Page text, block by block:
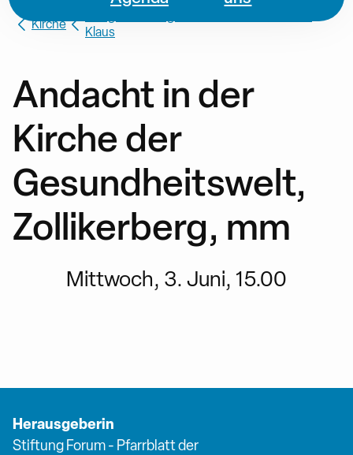
Kirche
Klaus
Andacht in der
Kirche der
Gesundheitswelt,
Zollikerberg, mm
Mittwoch, 3. Juni, 15.00
Herausgeberin
Stiftung Forum - Pfarrblatt der